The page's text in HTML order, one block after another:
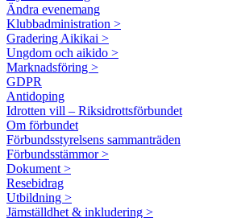
Ändra evenemang
Klubbadministration >
Gradering Aikikai >
Ungdom och aikido >
Marknadsföring >
GDPR
Antidoping
Idrotten vill – Riksidrottsförbundet
Om förbundet
Förbundsstyrelsens sammanträden
Förbundsstämmor >
Dokument >
Resebidrag
Utbildning >
Jämställdhet & inkludering >